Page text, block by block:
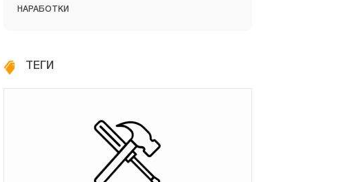
НАРАБОТКИ
ТЕГИ